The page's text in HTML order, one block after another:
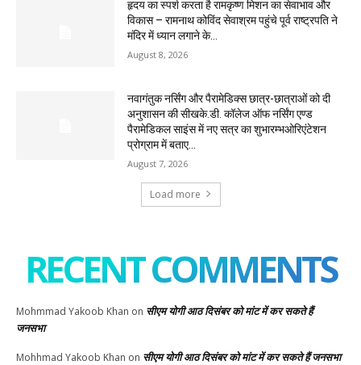
हृदय का स्पर्श करता है रामकृष्ण मिशन का सेवाभाव और
विकास – रामनाथ कोविंद सेवाश्रम पहुंचे पूर्व राष्ट्रपति ने
मंदिर में ध्यान लगाने के...
August 8, 2026
नवागंतुक नर्सिंग और पैरामेडिक्स छात्र-छात्राओं को दी
अनुशासन की सीखके.डी. कॉलेज ऑफ नर्सिंग एण्ड
पैरामेडिकल साइंस में नए सत्र का शुभारम्भओरिएंटेशन
प्रोग्राम में बताए...
August 7, 2026
Load more
RECENT COMMENTS
Mohmmad Yakoob Khan on सीएम योगी आठ दिसंबर को मांट में कर सकते हैं
जनसभा
Mohhmad Yakoob Khan on सीएम योगी आठ दिसंबर को मांट में कर सकते हैं जनसभा